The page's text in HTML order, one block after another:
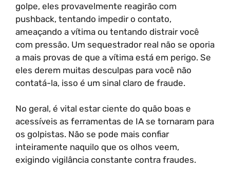
golpe, eles provavelmente reagirão com
pushback, tentando impedir o contato,
ameaçando a vítima ou tentando distrair você
com pressão. Um sequestrador real não se oporia
a mais provas de que a vítima está em perigo. Se
eles derem muitas desculpas para você não
contatá-la, isso é um sinal claro de fraude.
No geral, é vital estar ciente do quão boas e
acessíveis as ferramentas de IA se tornaram para
os golpistas. Não se pode mais confiar
inteiramente naquilo que os olhos veem,
exigindo vigilância constante contra fraudes.